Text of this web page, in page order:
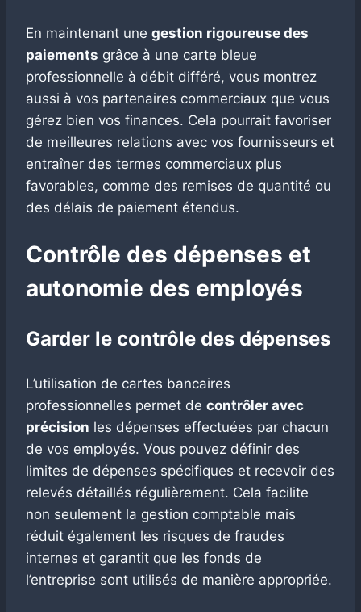
En maintenant une gestion rigoureuse des
paiements grâce à une carte bleue
professionnelle à débit différé, vous montrez
aussi à vos partenaires commerciaux que vous
gérez bien vos finances. Cela pourrait favoriser
de meilleures relations avec vos fournisseurs et
entraîner des termes commerciaux plus
favorables, comme des remises de quantité ou
des délais de paiement étendus.
Contrôle des dépenses et
autonomie des employés
Garder le contrôle des dépenses
L’utilisation de cartes bancaires
professionnelles permet de contrôler avec
précision les dépenses effectuées par chacun
de vos employés. Vous pouvez définir des
limites de dépenses spécifiques et recevoir des
relevés détaillés régulièrement. Cela facilite
non seulement la gestion comptable mais
réduit également les risques de fraudes
internes et garantit que les fonds de
l’entreprise sont utilisés de manière appropriée.